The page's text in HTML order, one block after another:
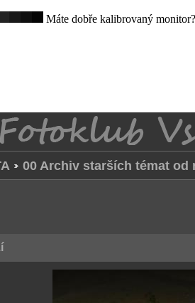
Máte dobře kalibrovaný
00 Archiv starších témat od